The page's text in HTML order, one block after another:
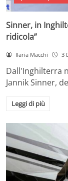
Sinner, in
ridicola”
Ilaria Macchi 3
Dall'Inghilterra
Jannik Sinner,
Leggi di più